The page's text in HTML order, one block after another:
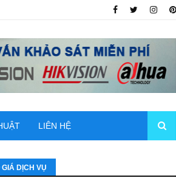
LIÊN HỆ
GIÁ DỊCH VỤ